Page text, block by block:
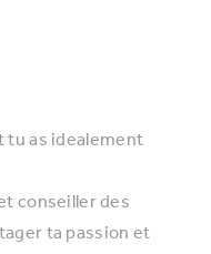
tu as idealement
conseiller des
ta passion et